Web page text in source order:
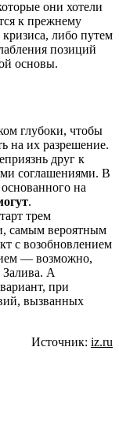
они хотели
к прежнему
либо путем
позиций
основы.
глубоки, чтобы
на их разрешение.
друг к
соглашениями. В
на
.
трем
самым вероятным
с возобновлением
— возможно,
А
при
вызванных
Источник: iz.ru